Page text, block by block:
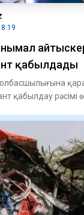
қабылдады
қабылдау рәсімі